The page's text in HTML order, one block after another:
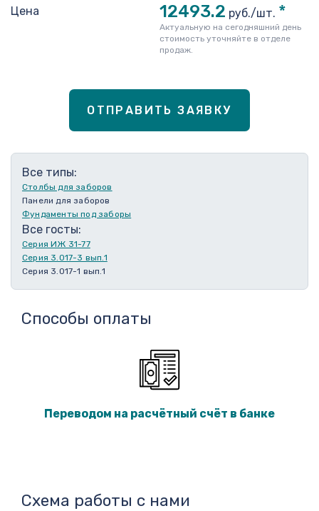
Цена 12493.2 руб./шт. *
Актуальную на сегодняшний день
стоимость уточняйте в отделе
продаж.
ОТПРАВИТЬ ЗАЯВКУ
Все типы:
Столбы для заборов
Панели для заборов
Фундаменты под заборы
Все госты:
Серия ИЖ 31-77
Серия 3.017-3 вып.1
Серия 3.017-1 вып.1
Способы оплаты
Переводом на расчётный счёт в банке
Схема работы с нами